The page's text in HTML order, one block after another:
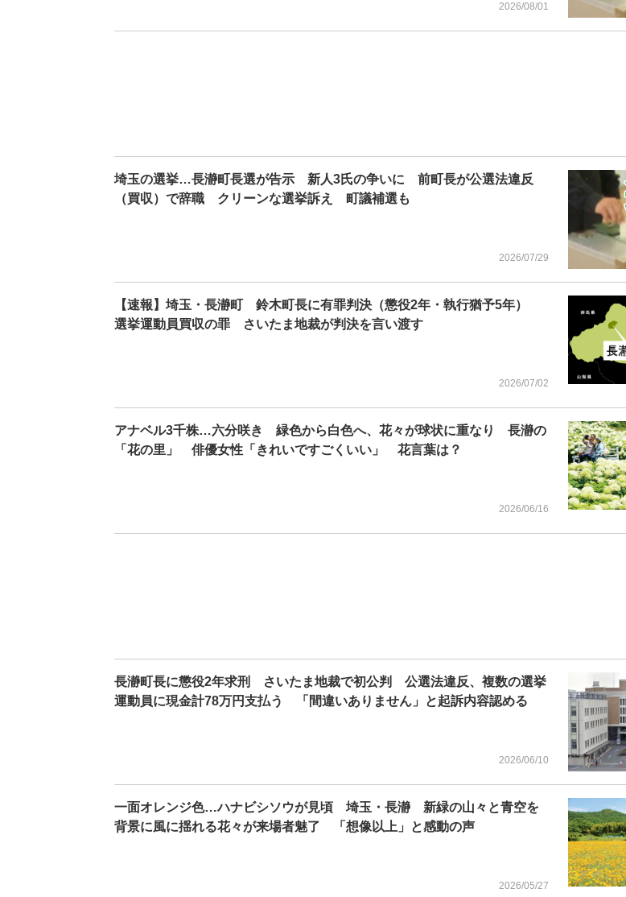
2026/08/01
埼玉の選挙…長瀞町長選が告示 新人3氏の争いに 前町長が公選法違反
（買収）で辞職 クリーンな選挙訴え 町議補選も
2026/07/29
【速報】埼玉・長瀞町 鈴木町長に有罪判決（懲役2年・執行猶予5年）
選挙運動員買収の罪 さいたま地裁が判決を言い渡す
2026/07/02
アナベル3千株…六分咲き 緑色から白色へ、花々が球状に重なり 長瀞の
「花の里」 俳優女性「きれいですごくいい」 花言葉は？
2026/06/16
長瀞町長に懲役2年求刑 さいたま地裁で初公判 公選法違反、複数の選挙
運動員に現金計78万円支払う 「間違いありません」と起訴内容認める
2026/06/10
一面オレンジ色…ハナビシソウが見頃 埼玉・長瀞 新緑の山々と青空を
背景に風に揺れる花々が来場者魅了 「想像以上」と感動の声
2026/05/27